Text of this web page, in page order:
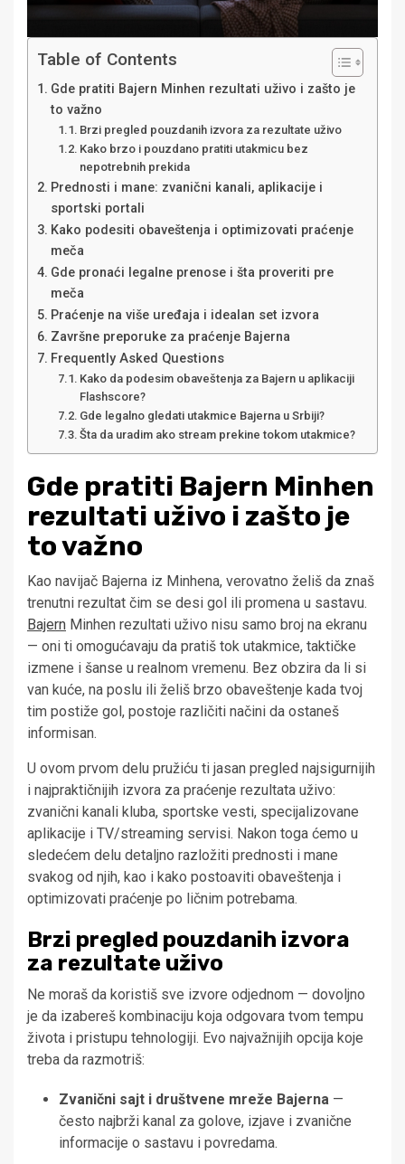
Table of Contents
Gde pratiti Bajern Minhen rezultati uživo i zašto je
to važno
Brzi pregled pouzdanih izvora za rezultate uživo
Kako brzo i pouzdano pratiti utakmicu bez
nepotrebnih prekida
Prednosti i mane: zvanični kanali, aplikacije i
sportski portali
Kako podesiti obaveštenja i optimizovati praćenje
meča
Gde pronaći legalne prenose i šta proveriti pre
meča
Praćenje na više uređaja i idealan set izvora
Završne preporuke za praćenje Bajerna
Frequently Asked Questions
Kako da podesim obaveštenja za Bajern u aplikaciji
Flashscore?
Gde legalno gledati utakmice Bajerna u Srbiji?
Šta da uradim ako stream prekine tokom utakmice?
Gde pratiti Bajern Minhen
rezultati uživo i zašto je
to važno
Kao navijač Bajerna iz Minhena, verovatno želiš da znaš
trenutni rezultat čim se desi gol ili promena u sastavu.
Bajern Minhen rezultati uživo nisu samo broj na ekranu
— oni ti omogućavaju da pratiš tok utakmice, taktičke
izmene i šanse u realnom vremenu. Bez obzira da li si
van kuće, na poslu ili želiš brzo obaveštenje kada tvoj
tim postiže gol, postoje različiti načini da ostaneš
informisan.
U ovom prvom delu pružiću ti jasan pregled najsigurnijih
i najpraktičnijih izvora za praćenje rezultata uživo:
zvanični kanali kluba, sportske vesti, specijalizovane
aplikacije i TV/streaming servisi. Nakon toga ćemo u
sledećem delu detaljno razložiti prednosti i mane
svakog od njih, kao i kako postoaviti obaveštenja i
optimizovati praćenje po ličnim potrebama.
Brzi pregled pouzdanih izvora
za rezultate uživo
Ne moraš da koristiš sve izvore odjednom — dovoljno
je da izabereš kombinaciju koja odgovara tvom tempu
života i pristupu tehnologiji. Evo najvažnijih opcija koje
treba da razmotriš:
Zvanični sajt i društvene mreže Bajerna —
često najbrži kanal za golove, izjave i zvanične
informacije o sastavu i povredama.